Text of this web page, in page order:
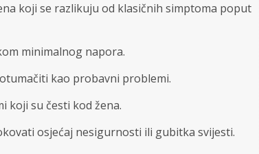
koji se razlikuju od klasičnih simptoma poput
minimalnog napora.
kao probavni problemi.
koji su česti kod žena.
osjećaj nesigurnosti ili gubitka svijesti.